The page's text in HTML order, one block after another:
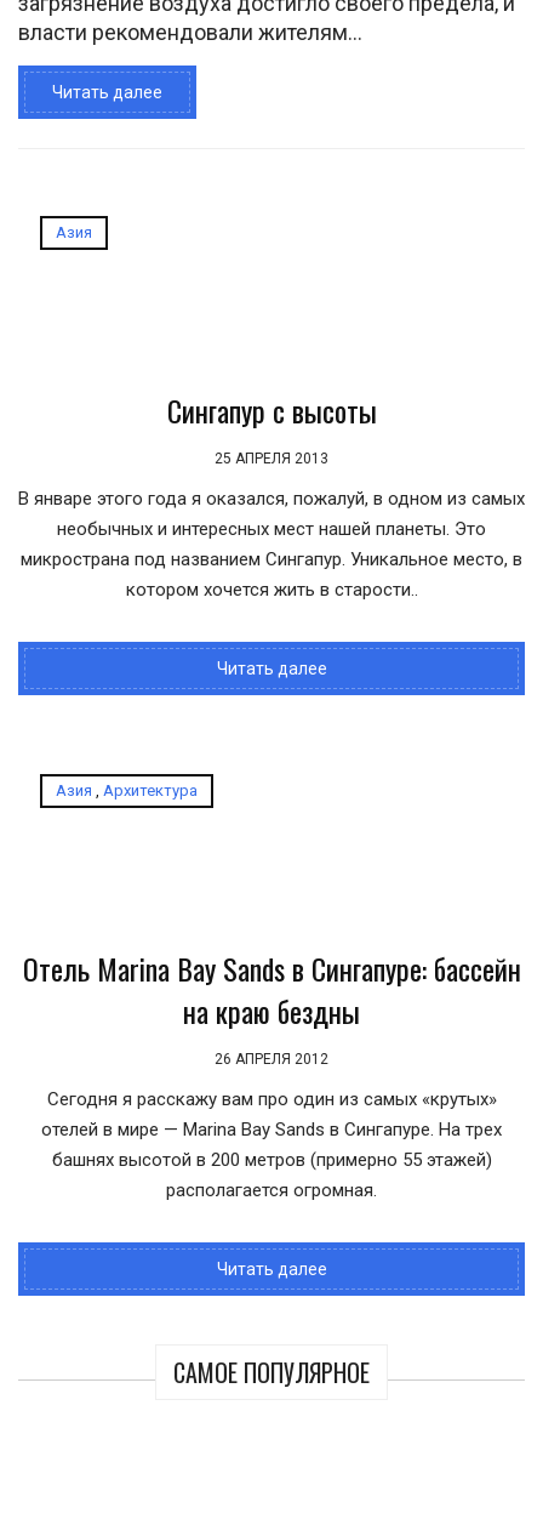
власти рекомендовали жителям...
Читать далее
Азия
Сингапур с высоты
25 АПРЕЛЯ 2013
В январе этого года я оказался, пожалуй, в одном из самых
необычных и интересных мест нашей планеты. Это
микространа под названием Сингапур. Уникальное место, в
котором хочется жить в старости..
Читать далее
Азия Архитектура
Отель Marina Bay Sands в Сингапуре: бассейн
на краю бездны
26 АПРЕЛЯ 2012
Сегодня я расскажу вам про один из самых «крутых»
отелей в мире — Marina Bay Sands в Сингапуре. На трех
башнях высотой в 200 метров (примерно 55 этажей)
располагается огромная.
Читать далее
САМОЕ ПОПУЛЯРНОЕ